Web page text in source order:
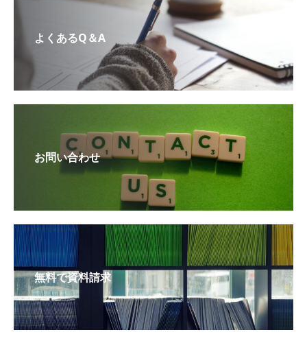
よくあるQ＆A
お問い合わせ
無料で資料請求